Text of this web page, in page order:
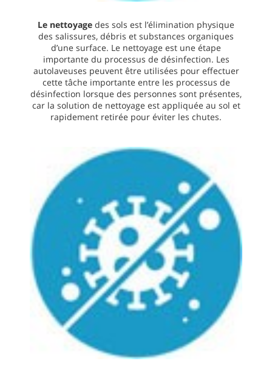
Le nettoyage des sols est l’élimination physique
des salissures, débris et substances organiques
d’une surface. Le nettoyage est une étape
importante du processus de désinfection. Les
autolaveuses peuvent être utilisées pour effectuer
cette tâche importante entre les processus de
désinfection lorsque des personnes sont présentes,
car la solution de nettoyage est appliquée au sol et
rapidement retirée pour éviter les chutes.